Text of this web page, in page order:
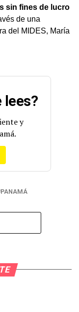
sin fines de lucro
de una
del MIDES, María
lees?
y
PANAMÁ